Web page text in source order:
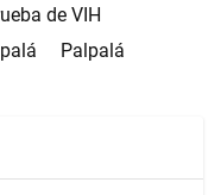
de VIH
Palpalá